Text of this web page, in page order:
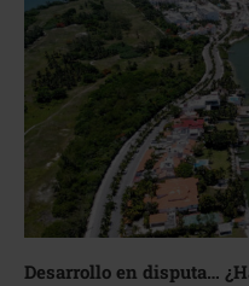
Desarrollo en disputa…